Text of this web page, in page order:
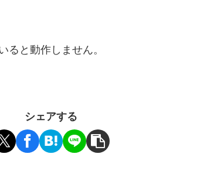
と動作しません。
シェアする